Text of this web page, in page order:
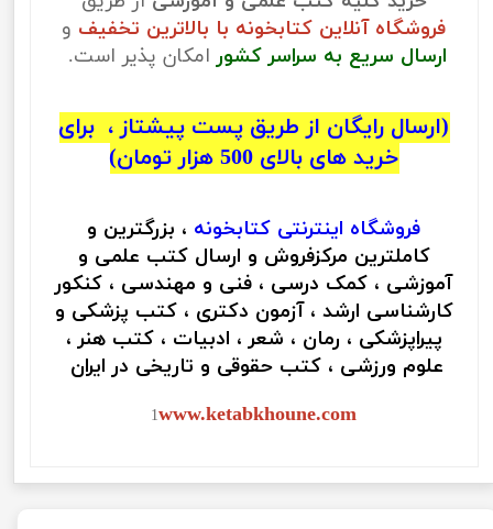
فروشگاه آنلاین کتابخونه با بالاترین تخفیف و
ارسال سریع به سراسر کشور امکان پذیر است.
(ارسال رایگان از طریق پست پیشتاز ، برای
خرید های بالای 500 هزار تومان)
فروشگاه اینترنتی کتابخونه ، بزرگترین و
کاملترین مرکزفروش و ارسال کتب علمی و
آموزشی ، کمک درسی ، فنی و مهندسی ، کنکور
کارشناسی ارشد ، آزمون دکتری ، کتب پزشکی و
پیراپزشکی ، رمان ، شعر ، ادبیات ، کتب هنر ،
علوم ورزشی ، کتب حقوقی و تاریخی در ایران
1www.ketabkhoune.com